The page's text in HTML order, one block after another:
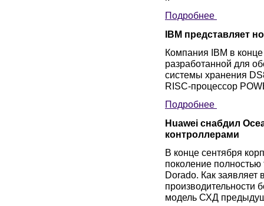
Подробнее
IBM представляет
Компания IBM в
разработанной для
системы хранения
RISC-процессор
Подробнее
Huawei снабдил
контроллерами
В конце сентября
поколение
Dorado. Как
производительности
модель СХД